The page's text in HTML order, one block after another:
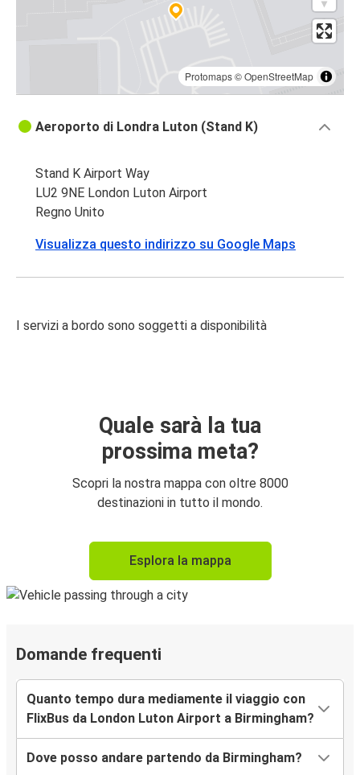
Protomaps©OpenStreetMap
Aeroporto di Londra Luton (Stand K)
Stand K Airport Way
LU2 9NE London Luton Airport
Regno Unito
Visualizza questo indirizzo su Google Maps
I servizi a bordo sono soggetti a disponibilità
Quale sarà la tua
prossima meta?
Scopri la nostra mappa con oltre 8000
destinazioni in tutto il mondo.
Esplora la mappa
Domande frequenti
Quanto tempo dura mediamente il viaggio con
FlixBus da London Luton Airport a Birmingham?
Dove posso andare partendo da Birmingham?